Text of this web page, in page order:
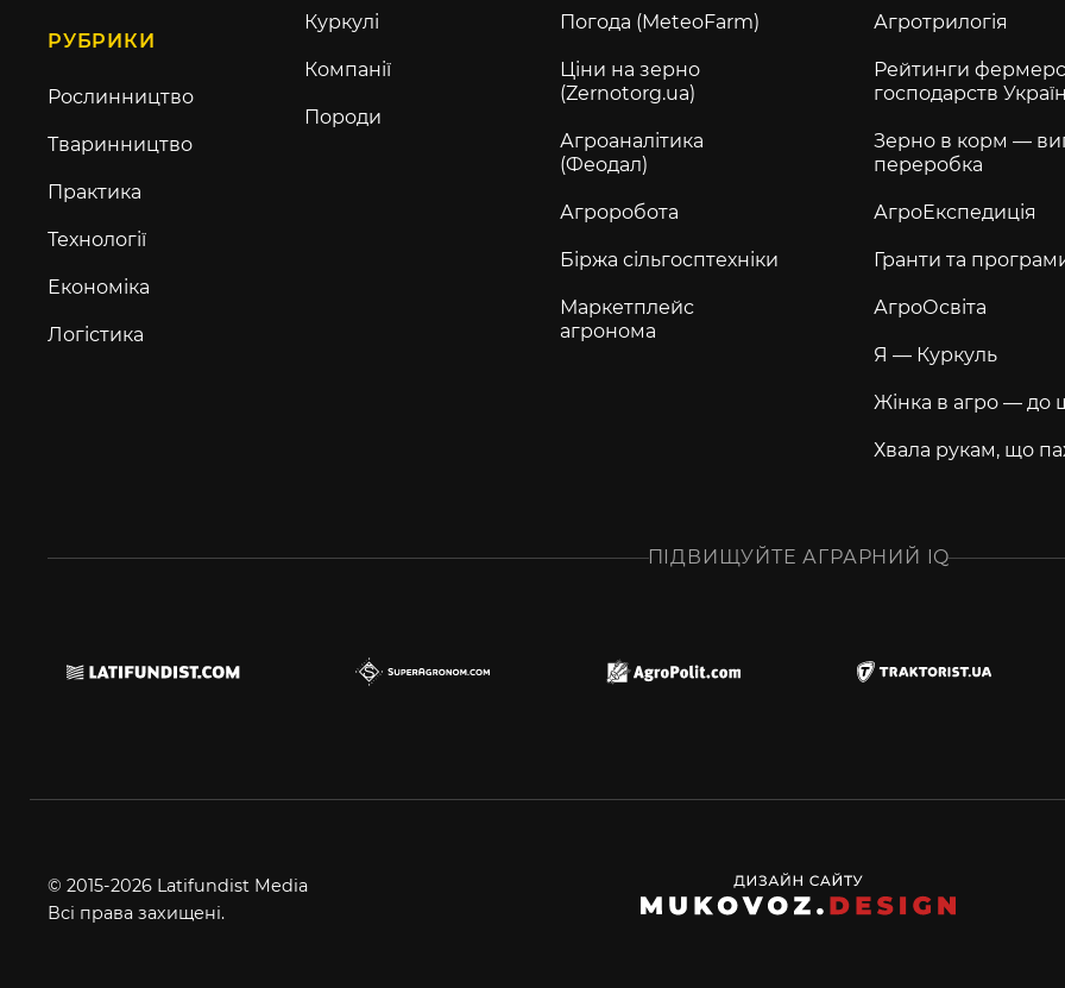
РУБРИКИ
Рослинництво
Тваринництво
Практика
Технології
Економіка
Логістика
Куркулі
Компанії
Породи
Погода (MeteoFarm)
Ціни на зерно
(Zernotorg.ua)
Агроаналітика
(Феодал)
Агроробота
Біржа сільгосптехніки
Маркетплейс
агронома
Агротрилогія
Рейтинги
господарств
Зерно в корм —
переробка
АгроЕкспедиція
Гранти та
АгроОсвіта
Я — Куркуль
Жінка в агро — до
Хвала рукам, що
ПІДВИЩУЙТЕ АГРАРНИЙ IQ
© 2015-2026 Latifundist Media
Всі права захищені.